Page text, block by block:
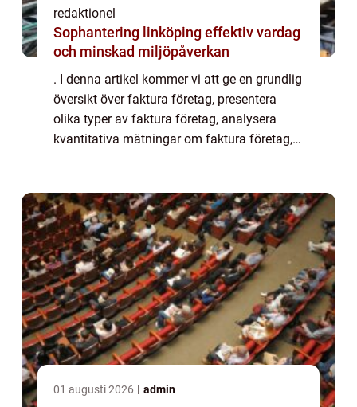
redaktionel
Sophantering linköping effektiv vardag
och minskad miljöpåverkan
. I denna artikel kommer vi att ge en grundlig
översikt över faktura företag, presentera
olika typer av faktura företag, analysera
kvantitativa mätningar om faktura företag,
01 augusti 2026 admin